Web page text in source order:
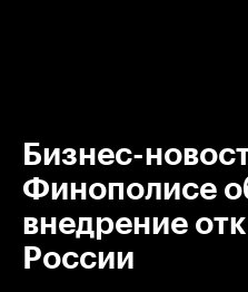
Бизнес-
Финополисе
внедрение
России